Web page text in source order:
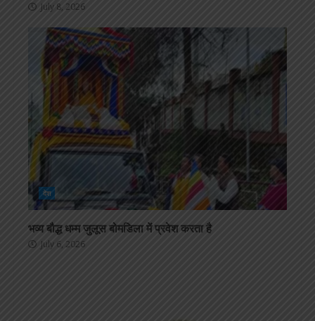
July 8, 2026
देश
भव्य बौद्ध धम्म जुलूस बोमडिला में प्रवेश करता है
July 6, 2026